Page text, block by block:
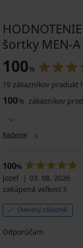
šortky MEN-A
100%
19 zákazníkov produkt
100% zákazníkov
Radenie
100%
Jozef
03. 08. 2026
zakúpená veľkosť S
Overený zákazník
Odporúčam